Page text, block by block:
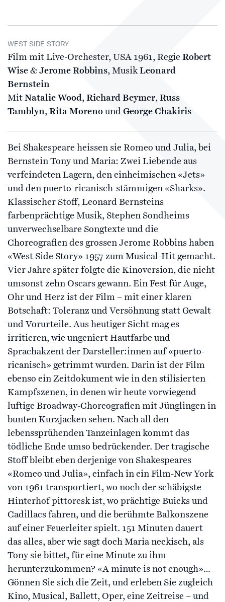
WEST SIDE STORY
Film mit Live-Orchester, USA 1961, Regie Robert
Wise & Jerome Robbins, MusikLeonard
Bernstein
Mit Natalie Wood, Richard Beymer, Russ
Tamblyn, Rita Moreno und George Chakiris
Bei Shakespeare heissen sie Romeo und Julia, bei
Bernstein Tony und Maria: Zwei Liebende aus
verfeindeten Lagern, den einheimischen «Jets»
und den puerto-ricanisch-stämmigen «Sharks».
Klassischer Stoff, Leonard Bernsteins
farbenprächtige Musik, Stephen Sondheims
unverwechselbare Songtexte und die
Choreografien des grossen Jerome Robbins haben
«West Side Story» 1957 zum Musical-Hit gemacht.
Vier Jahre später folgte die Kinoversion, die nicht
umsonst zehn Oscars gewann. Ein Fest für Auge,
Ohr und Herz ist der Film – mit einer klaren
Botschaft: Toleranz und Versöhnung statt Gewalt
und Vorurteile. Aus heutiger Sicht mag es
irritieren, wie ungeniert Hautfarbe und
Sprachakzent der Darsteller:innen auf «puerto-
ricanisch» getrimmt wurden. Darin ist der Film
ebenso ein Zeitdokument wie in den stilisierten
Kampfszenen, in denen wir heute vorwiegend
luftige Broadway-Choreografien mit Jünglingen in
bunten Kurzjacken sehen. Nach all den
lebenssprühenden Tanzeinlagen kommt das
tödliche Ende umso bedrückender. Der tragische
Stoff bleibt eben derjenige von Shakespeares
«Romeo und Julia», einfach in ein Film-New York
von 1961 transportiert, wo noch der schäbigste
Hinterhof pittoresk ist, wo prächtige Buicks und
Cadillacs fahren, und die berühmte Balkonszene
auf einer Feuerleiter spielt. 151 Minuten dauert
das alles, aber wie sagt doch Maria neckisch, als
Tony sie bittet, für eine Minute zu ihm
herunterzukommen? «A minute is not enough»…
Gönnen Sie sich die Zeit, und erleben Sie zugleich
Kino, Musical, Ballett, Oper, eine Zeitreise – und